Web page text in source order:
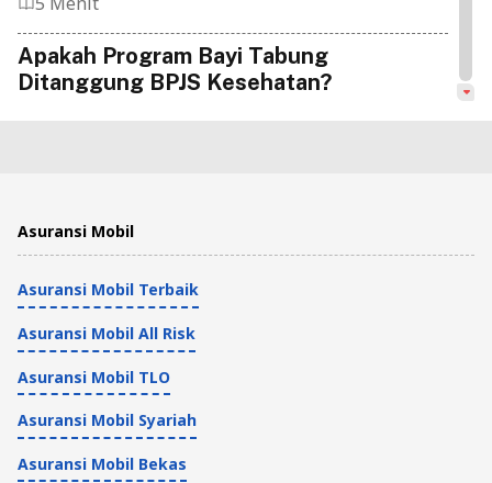
Apakah Program Bayi Tabung
Ditanggung BPJS Kesehatan?
Asuransi Mobil
Asuransi Mobil Terbaik
Asuransi Mobil All Risk
Asuransi Mobil TLO
Asuransi Mobil Syariah
Asuransi Mobil Bekas